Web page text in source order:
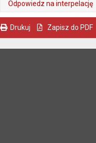
Odpowiedz na interpelację
Drukuj Zapisz do PDF